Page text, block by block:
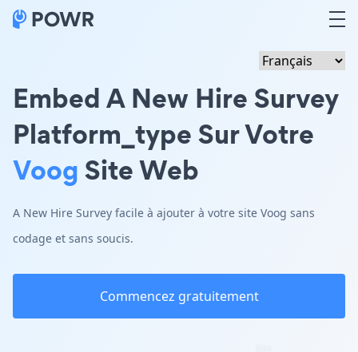
Embed A New Hire Survey
Platform_type Sur Votre
VoogSite Web
A New Hire Survey facile à ajouter à votre site Voog sans
codage et sans soucis.
Commencez gratuitement